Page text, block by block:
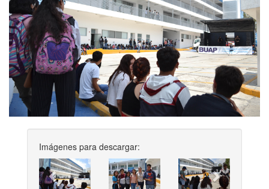
Imágenes para descargar:
Previous Next